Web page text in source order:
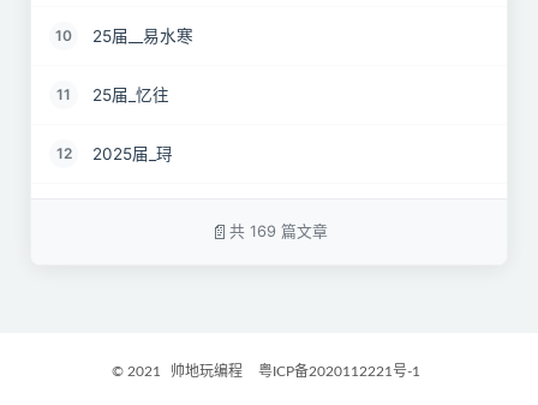
10 25届__易水寒
11 25届_忆往
12 2025届_𬍤
共 169 篇文章
© 2021 帅地玩编程 粤ICP备2020112221号-1